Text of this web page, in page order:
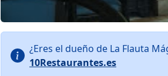
¿Eres el dueño de La Flauta
10Restaurantes.es